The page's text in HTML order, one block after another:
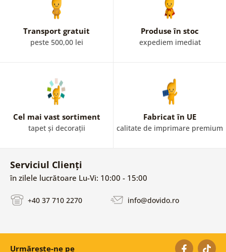
Transport gratuit
peste 500,00 lei
Produse în stoc
expediem imediat
Cel mai vast sortiment
tapet și decorații
Fabricat în UE
calitate de imprimare premium
Serviciul Clienți
în zilele lucrătoare Lu-Vi: 10:00 - 15:00
+40 37 710 2270 info@dovido.ro
Urmărește-ne pe